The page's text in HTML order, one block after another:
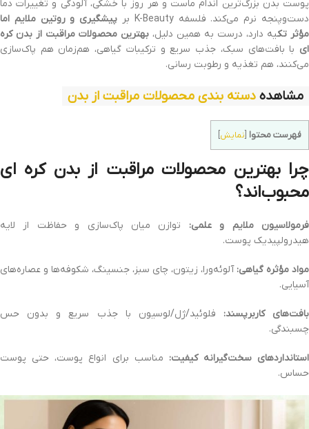
پوست بدن بزرگ‌ترین اندام ماست و هر روز با خشکی، آلودگی و تغییرات دما
دست‌وپنجه نرم می‌کند. فلسفه K-Beauty بر
پیشگیری و روتین ملایم اما
مؤثر تکیه دارد، درست به همین دلیل، بهترین محصولات مراقبت از بدن کره‌
ای با بافت‌های سبک، جذب سریع و ترکیبات گیاهی، هم‌زمان هم پاک‌سازی
می‌کنند، هم تغذیه و رطوبت‌ رسانی.
مشاهده دسته بندی محصولات مراقبت از بدن
فهرست محتوا نمایش
چرابهترین محصولات مراقبت از بدن کره‌ ای
محبوب‌اند؟
فرمولاسیون ملایم و علمی: توازن میان پاک‌سازی و حفاظت از لایه
هیدرولپیدیک پوست.
مواد مؤثره گیاهی: آلوئه‌ورا، زیتون، چای سبز، جنسینگ، شکوفه‌ها و عصاره‌های
آسیایی.
بافت‌های کاربرپسند: فلوئید/ژل/لوسیون با جذب سریع و بدون حس
چسبندگی.
استانداردهای سخت‌گیرانه کیفیت: مناسب برای انواع پوست، حتی پوست
حساس.